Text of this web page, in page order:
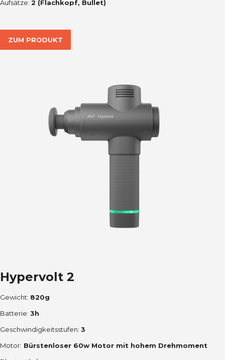
Aufsätze: 2 (Flachkopf, Bullet)
ZUM PRODUKT
Hypervolt 2
Gewicht: 820g
Batterie: 3h
Geschwindigkeitsstufen: 3
Motor: Bürstenloser 60w Motor mit hohem Drehmoment